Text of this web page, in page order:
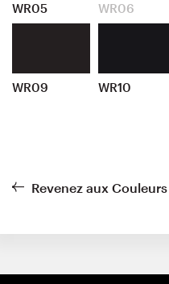
WR05 WR06
WR09 WR10
Revenez aux Couleurs